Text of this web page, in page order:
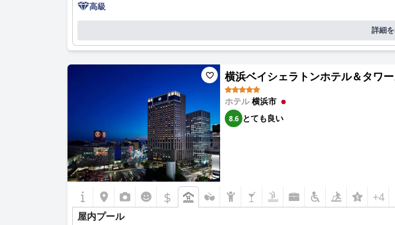
高級
詳細
横浜ベイシェラトンホテル＆タ
ホテル横浜市
8.6 とても良い
$ +4
屋内プール